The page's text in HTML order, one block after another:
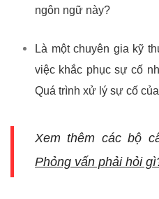
ngôn ngữ này?
Là một chuyên gia kỹ
việc khắc phục sự cố
Quá trình xử lý sự cố
Xem thêm các bộ
Phỏng vấn phải hỏi